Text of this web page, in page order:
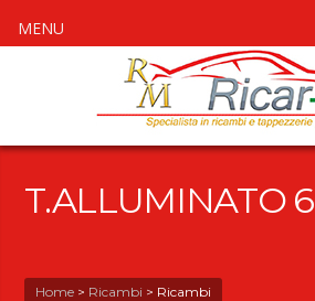
T.ALLUMINATO
Home > Ricambi > Ricambi
MENU